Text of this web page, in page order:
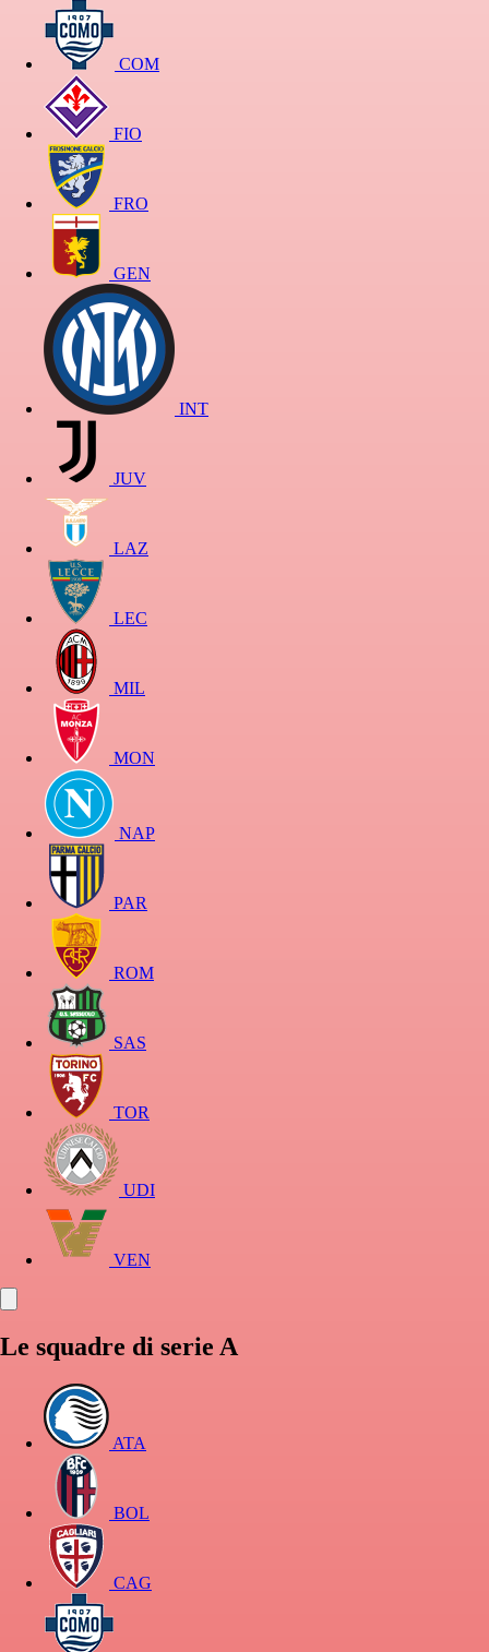
COM
FIO
FRO
GEN
INT
JUV
LAZ
LEC
MIL
MON
NAP
PAR
ROM
SAS
TOR
UDI
VEN
Le squadre di serie A
ATA
BOL
CAG